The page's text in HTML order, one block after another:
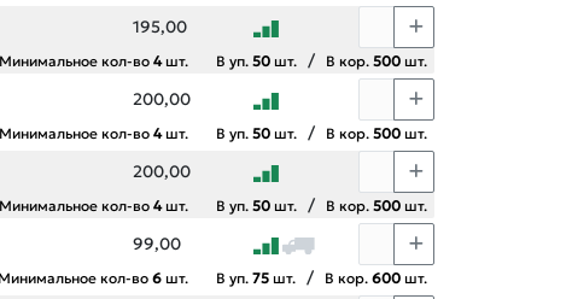
195,00
Минимальное кол-во 4шт. В уп. 50 шт. / В кор. 500 шт.
200,00
Минимальное кол-во 4шт. В уп. 50 шт. / В кор. 500 шт.
200,00
Минимальное кол-во 4шт. В уп. 50 шт. / В кор. 500 шт.
99,00
Минимальное кол-во 6 шт. В уп. 75 шт. / В кор. 600 шт.